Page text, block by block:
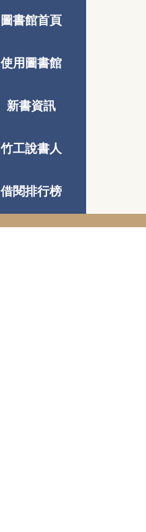
圖書館首頁
使用圖書館
新書資訊
竹工說書人
借閱排行榜